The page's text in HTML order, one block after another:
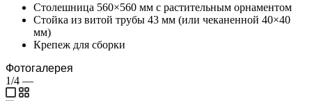
Столешница 560×560 мм с растительным орнаментом
Стойка из витой трубы 43 мм (или чеканенной 40×40
мм)
Крепеж для сборки
Фотогалерея
1/4 —